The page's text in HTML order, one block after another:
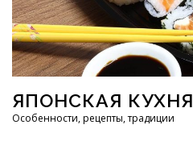
Перейти к содержимому
ЯПОНСКАЯ КУХНЯ
Особенности, рецепты, традиции